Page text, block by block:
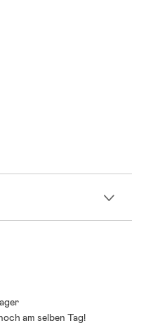
als Testsieger 2026 (Beste
am selben Tag!